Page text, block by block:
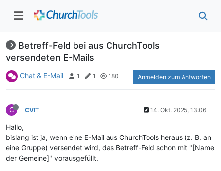
Betreff-Feld bei aus ChurchTools
versendeten E-Mails
Chat & E-Mail 1 1 180 Anmelden zum Antworten
C CVIT 14. Okt. 2025, 13:06
Hallo,
bislang ist ja, wenn eine E-Mail aus ChurchTools heraus (z. B. an
eine Gruppe) versendet wird, das Betreff-Feld schon mit "[Name
der Gemeine]" vorausgefüllt.